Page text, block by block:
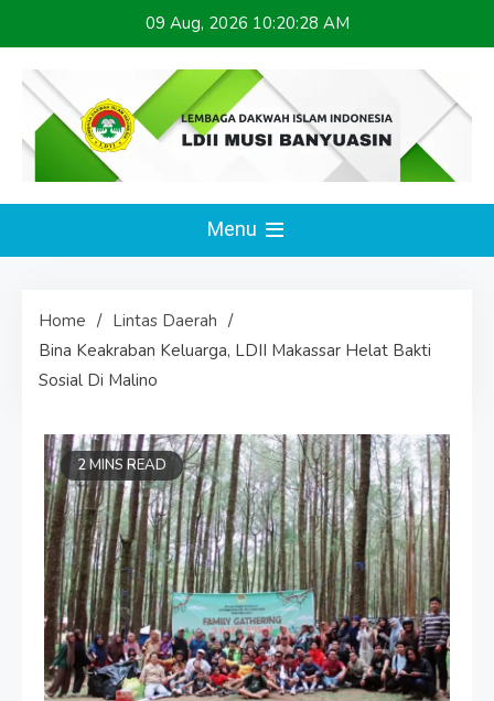
to
content
09 Aug, 2026 10:20:28 AM
LDII MUSI BANYUASIN
Menu
Home
Lintas Daerah
Bina Keakraban Keluarga, LDII Makassar Helat Bakti
Sosial Di Malino
2 MINS READ